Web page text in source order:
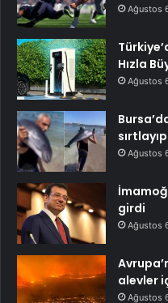
Ağustos
Hızla
Ağustos
Ağustos
girdi
Ağustos
alevler
Ağustos